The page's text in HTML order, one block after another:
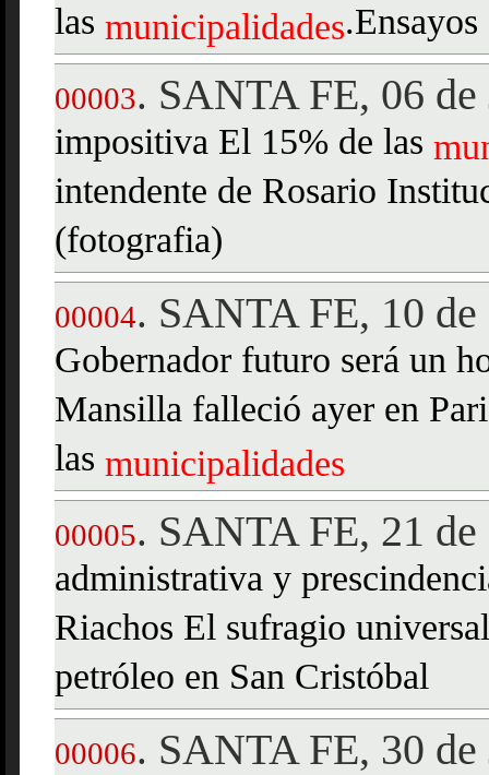
las municipalidades
00003. SANTA FE, 06
impositiva El 15% de las
intendente de Rosario
(fotografia)
00004. SANTA FE, 10
Gobernador futuro será un
Mansilla falleció ayer en
las municipalidades
00005. SANTA FE, 21
administrativa y
Riachos El sufragio
petróleo en San Cristóbal
00006. SANTA FE, 30